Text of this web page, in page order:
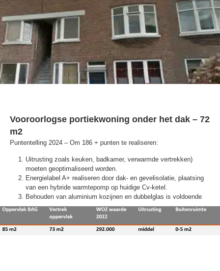
Vooroorlogse portiekwoning onder het dak – 72
m2
Puntentelling 2024 – Om 186 + punten te realiseren:
Uitrusting zoals keuken, badkamer, verwarmde vertrekken)
moeten geoptimaliseerd worden.
Energielabel A+ realiseren door dak- en gevelisolatie, plaatsing
van een hybride warmtepomp op huidige Cv-ketel.
Behouden van aluminium kozijnen en dubbelglas is voldoende